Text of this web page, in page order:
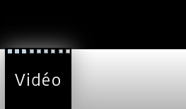
Vidéo